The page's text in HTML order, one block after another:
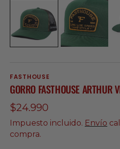
FASTHOUSE
GORRO FASTHOUSE ARTHUR
Precio
regular
$24.990
Impuesto incluido. Envío
compra.